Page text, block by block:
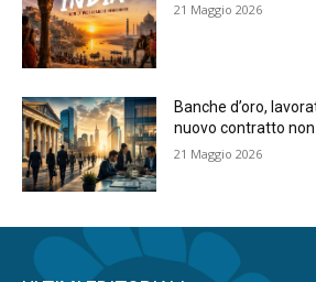
21 Maggio 2026
Banche d’oro,
nuovo contratto
21 Maggio 2026